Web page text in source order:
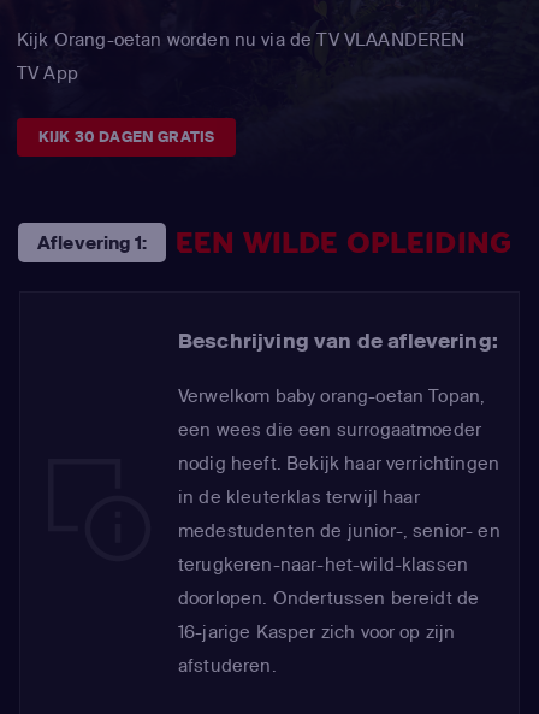
Kijk Orang-oetan worden nu via de TV VLAANDEREN
TV App
KIJK 30 DAGEN GRATIS
Aflevering 1: EEN WILDE OPLEIDING
Beschrijving van de aflevering:
Verwelkom baby orang-oetan Topan,
een wees die een surrogaatmoeder
nodig heeft. Bekijk haar verrichtingen
in de kleuterklas terwijl haar
medestudenten de junior-, senior- en
terugkeren-naar-het-wild-klassen
doorlopen. Ondertussen bereidt de
16-jarige Kasper zich voor op zijn
afstuderen.